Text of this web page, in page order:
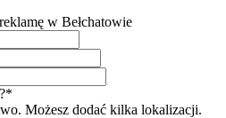
w Bełchatowie
Możesz dodać kilka lokalizacji.